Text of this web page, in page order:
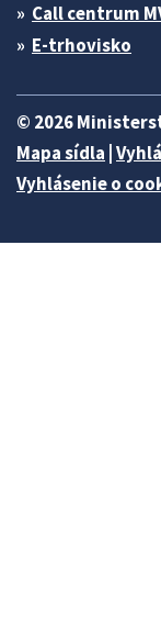
Call centrum
E-trhovisko
© 2026
Mapa sídla
Vyhlásenie o